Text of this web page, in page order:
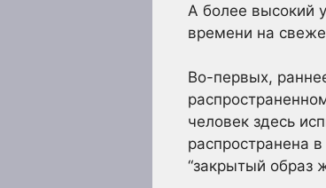
А более высокий
времени на
Во-первых,
человек здесь
распространена
“закрытый образ